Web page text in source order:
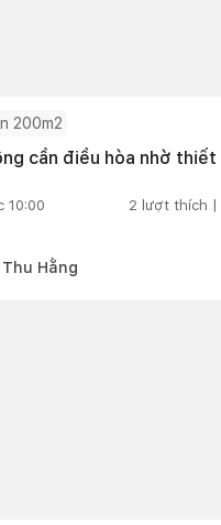
200m2
cần điều hòa nhờ
10:00 2 lượt thích |
Hằng